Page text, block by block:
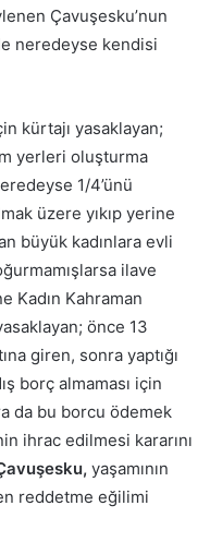
Çavuşesku’nun
neredeyse kendisi
kürtajı yasaklayan;
yerleri oluşturma
1/4’ünü
üzere yıkıp yerine
büyük kadınlara evli
ilave
Kadın Kahraman
önce 13
giren, sonra yaptığı
borç almaması için
da bu borcu ödemek
ihrac edilmesi kararını
yaşamının
reddetme eğilimi